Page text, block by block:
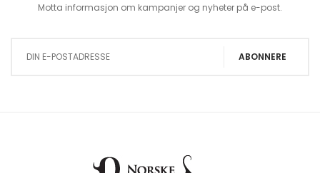
Motta informasjon om kampanjer og nyheter på e-post.
ABONNERE